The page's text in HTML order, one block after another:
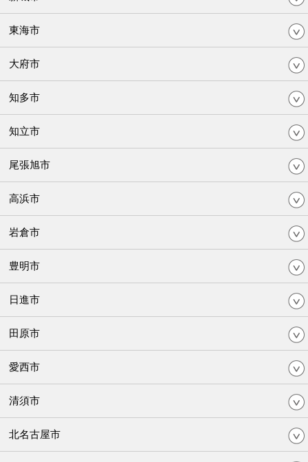
東海市
大府市
知多市
知立市
尾張旭市
高浜市
岩倉市
豊明市
日進市
田原市
愛西市
清須市
北名古屋市